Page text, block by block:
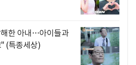
한 아내…아이들과
(특종세상)